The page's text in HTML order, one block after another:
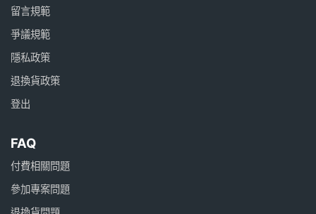
留言規範
爭議規範
隱私政策
退換貨政策
登出
FAQ
付費相關問題
參加專案問題